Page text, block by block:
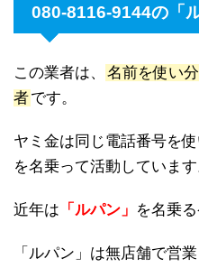
080-8116-9144の「
この業者は、
名前を使い
者です。
ヤミ金は同じ電話番号を
を名乗って活動しています
近年は 「ルパン」 を名乗
「ルパン」は無店舗で営